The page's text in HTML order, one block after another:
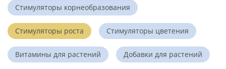
Стимуляторы корнеобразования
Стимуляторы роста Стимуляторы цветения
Витамины для растений Добавки для растений